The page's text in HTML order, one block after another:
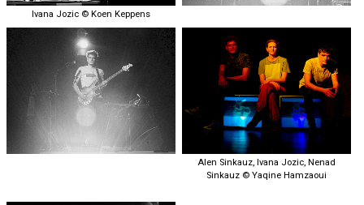
Ivana Jozic © Koen Keppens
Alen Sinkauz, Ivana Jozic, Nenad
Sinkauz © Yaqine Hamzaoui